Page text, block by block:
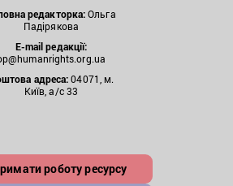
редакторка:Ольга
Падірякова
E-mail редакції:
адреса:04071, м.
Київ, а/с 33
роботу ресурсу